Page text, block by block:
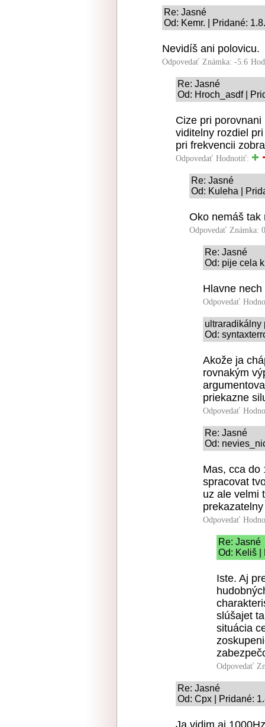
Re: Jasné
Od: Kemr. | Pridané:
Nevidíš ani polovicu.
Odpovedať Známka: -5.6
Re: Jasné
Od: Hroch_asdf |
Cize pri
viditelny rozdiel
pri frekvencii
Odpovedať Hodnotiť:
Re: Jasné
Od: Kuleha |
Oko nemáš tak
Odpovedať Známka:
Re: Jasné
Od: pije cela
Hlavne
Odpovedať
ultraradikálny
Od:
Akože ja
rovnakým
priekazne
Odpovedať
Re: Jasné
Od:
Mas, cca do
spracovat
uz ale velmi
Odpovedať
Re: Jasné
Od: Keliš |
Iste. Aj
slúšajet
situácia
Odpovedať
Re: Jasné
Od: Cpx | Pridané:
Ja vidim aj